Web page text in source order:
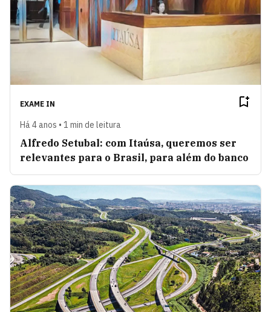
EXAME IN
Há 4 anos • 1 min de leitura
Alfredo Setubal: com Itaúsa, queremos ser
relevantes para o Brasil, para além do banco